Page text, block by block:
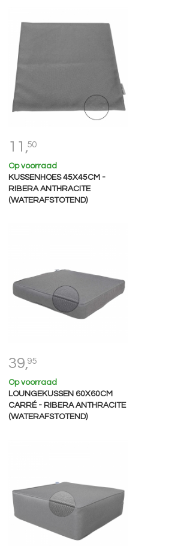
11,50
Op voorraad
KUSSENHOES 45X45CM -
RIBERA ANTHRACITE
(WATERAFSTOTEND)
39,95
Op voorraad
LOUNGEKUSSEN 60X60CM
CARRÉ - RIBERA ANTHRACITE
(WATERAFSTOTEND)